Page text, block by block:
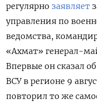
регулярно заявляет
управления по
ведомства,
«Ахмат» генерал-
Впервые он сказал
ВСУ в регионе 9
повторил то же